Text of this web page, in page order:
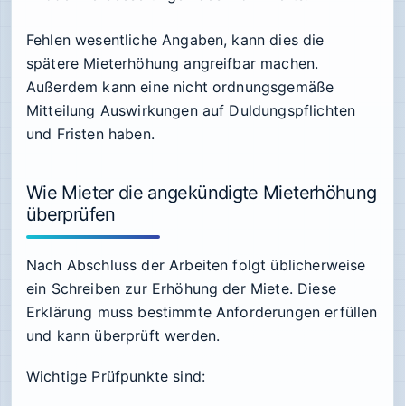
Fehlen wesentliche Angaben, kann dies die
spätere Mieterhöhung angreifbar machen.
Außerdem kann eine nicht ordnungsgemäße
Mitteilung Auswirkungen auf Duldungspflichten
und Fristen haben.
Wie Mieter die angekündigte Mieterhöhung
überprüfen
Nach Abschluss der Arbeiten folgt üblicherweise
ein Schreiben zur Erhöhung der Miete. Diese
Erklärung muss bestimmte Anforderungen erfüllen
und kann überprüft werden.
Wichtige Prüfpunkte sind: